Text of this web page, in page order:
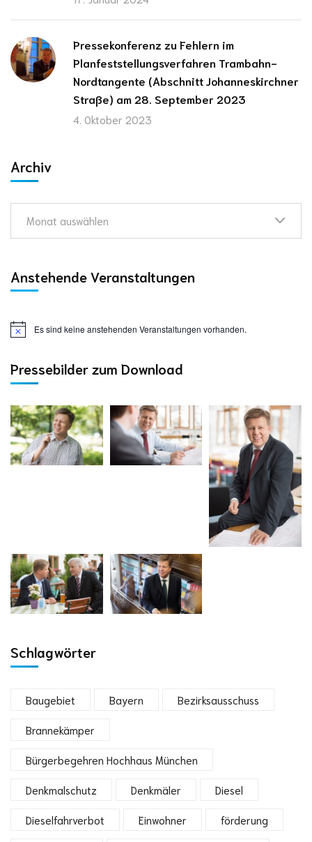
Pressekonferenz zu Fehlern im
Planfeststellungsverfahren Trambahn-
Nordtangente (Abschnitt Johanneskirchner
Straße) am 28. September 2023
4. Oktober 2023
Archiv
Monat auswählen
Anstehende Veranstaltungen
Es sind keine anstehenden Veranstaltungen vorhanden.
Pressebilder zum Download
Schlagwörter
Baugebiet Bayern Bezirksausschuss
Brannekämper
Bürgerbegehren Hochhaus München
Denkmalschutz Denkmäler Diesel
Dieselfahrverbot Einwohner förderung